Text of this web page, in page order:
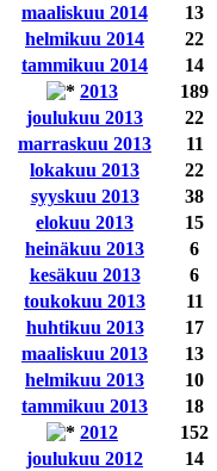
maaliskuu 2014
13
helmikuu 2014
22
tammikuu 2014
14
2013
189
joulukuu 2013
22
marraskuu 2013
11
lokakuu 2013
22
syyskuu 2013
38
elokuu 2013
15
heinäkuu 2013
6
kesäkuu 2013
6
toukokuu 2013
11
huhtikuu 2013
17
maaliskuu 2013
13
helmikuu 2013
10
tammikuu 2013
18
2012
152
joulukuu 2012
14